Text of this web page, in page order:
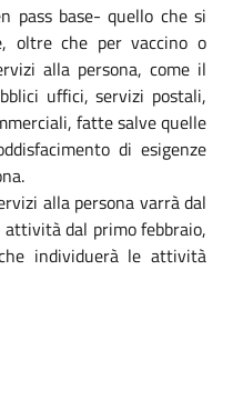
pass base- quello che si
oltre che per vaccino o
alla persona, come il
uffici, servizi postali,
fatte salve quelle
di esigenze
alla persona varrà dal
dal primo febbraio,
individuerà le attività